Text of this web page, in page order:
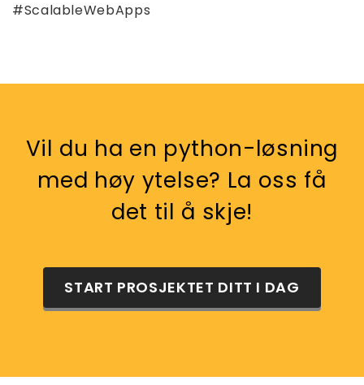
#ScalableWebApps
Vil du ha en python-løsning
med høy ytelse? La oss få
det til å skje!
START PROSJEKTET DITT I DAG